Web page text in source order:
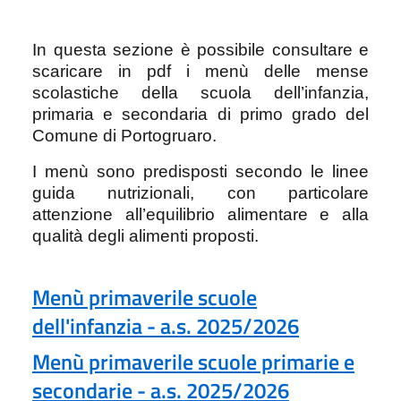
In questa sezione è possibile consultare e
scaricare in pdf i menù delle mense
scolastiche della scuola dell’infanzia,
primaria e secondaria di primo grado del
Comune di Portogruaro.
I menù sono predisposti secondo le linee
guida nutrizionali, con particolare
attenzione all’equilibrio alimentare e alla
qualità degli alimenti proposti.
Menù primaverile scuole
dell'infanzia - a.s. 2025/2026
Menù primaverile scuole primarie e
secondarie - a.s. 2025/2026